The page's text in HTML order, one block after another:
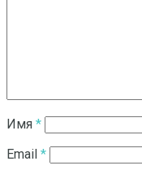
Имя *
Email *